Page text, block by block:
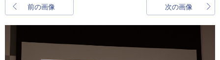
前の画像 次の画像